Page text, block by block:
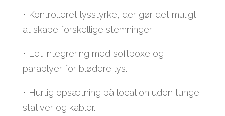
• Kontrolleret lysstyrke, der gør det muligt
at skabe forskellige stemninger.
• Let integrering med softboxe og
paraplyer for blødere lys.
• Hurtig opsætning på location uden tunge
stativer og kabler.